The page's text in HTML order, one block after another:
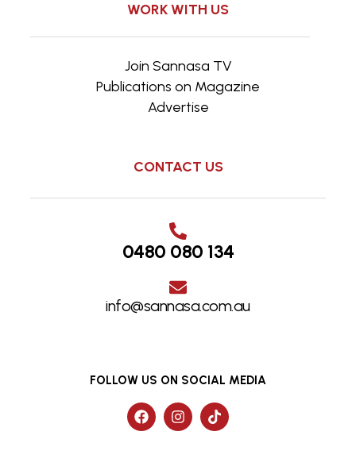
WORK WITH US
Join Sannasa TV
Publications on Magazine
Advertise
CONTACT US
0480 080 134
info@sannasa.com.au
FOLLOW US ON SOCIAL MEDIA